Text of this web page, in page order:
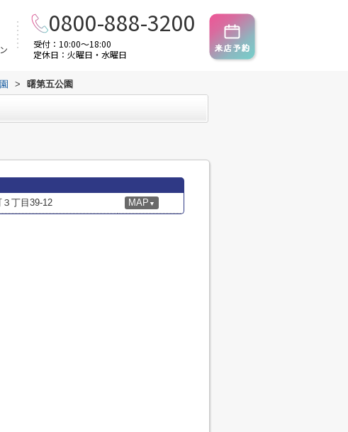
0800-888-3200
受付：10:00～18:00
定休日：火曜日・水曜日
> 曙第五公園
丁目39-12 MAP ▼